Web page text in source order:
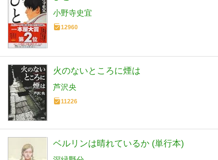
小野寺史宜
12960
火のないところに煙は
芦沢央
11226
ベルリンは晴れているか (単行本)